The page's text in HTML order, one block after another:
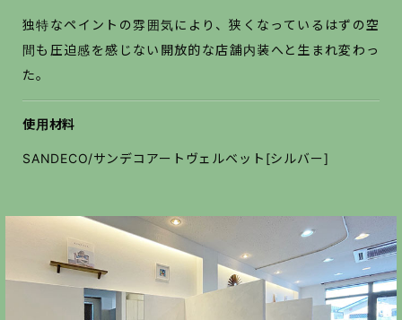
独特なペイントの雰囲気により、狭くなっているはずの空
間も圧迫感を感じない開放的な店舗内装へと生まれ変わっ
た。
使用材料
SANDECO/サンデコアートヴェルベット[シルバー]